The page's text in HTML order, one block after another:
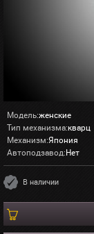
Модель:женские
Тип механизма:кварц
Механизм:Япония
Автоподзавод:Нет
В наличии